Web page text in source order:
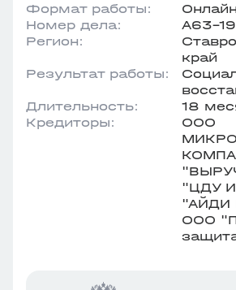
Формат работы:
Номер дела:
А63-
Регион:
край
Результат работы:
Длительность:
18
Кредиторы:
ООО
"ЦДУ
"АЙДИ
ООО